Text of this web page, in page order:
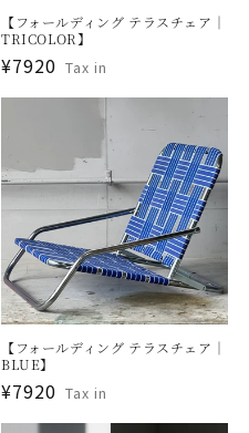
【フォールディング テラスチェア｜
TRICOLOR】
通
常
¥7920 Tax in
【フォールディング テラスチェア｜
BLUE】
通
常
¥7920 Tax in